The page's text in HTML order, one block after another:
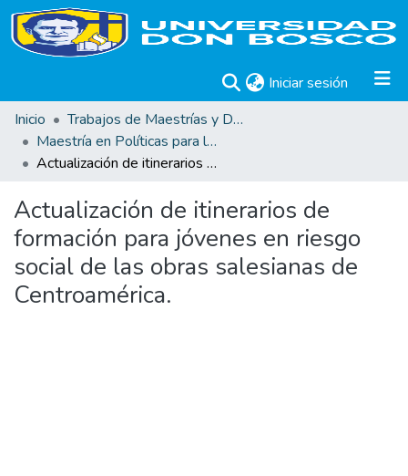
Iniciar sesión (current)
Inicio
Trabajos de Maestrías y Doctorados
Maestría en Políticas para la Prevención de Violencia Juvenil en Cultura de Paz
Actualización de itinerarios de formación para jóvenes en riesgo social de las obras salesianas de Centroamérica.
Actualización de itinerarios de
formación para jóvenes en riesgo
social de las obras salesianas de
Centroamérica.